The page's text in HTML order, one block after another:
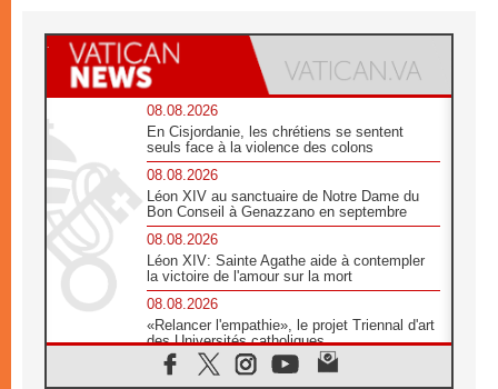
08.08.2026
En Cisjordanie, les chrétiens se sentent
seuls face à la violence des colons
08.08.2026
Léon XIV au sanctuaire de Notre Dame du
Bon Conseil à Genazzano en septembre
08.08.2026
Léon XIV: Sainte Agathe aide à contempler
la victoire de l'amour sur la mort
08.08.2026
«Relancer l'empathie», le projet Triennal d'art
des Universités catholiques
08.08.2026